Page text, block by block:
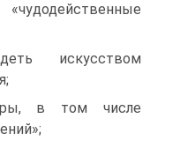
искусством
в том числе